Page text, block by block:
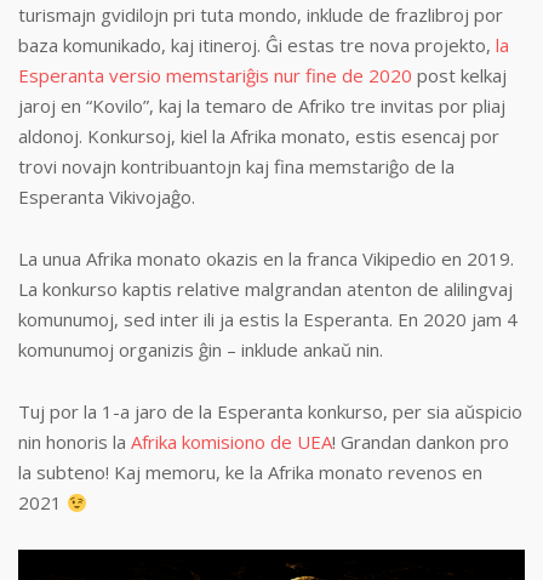
turismajn gvidilojn pri tuta mondo, inklude de frazlibroj por
baza komunikado, kaj itineroj. Ĝi estas tre nova projekto, la
Esperanta versio memstariĝis nur fine de 2020 post kelkaj
jaroj en “Kovilo”, kaj la temaro de Afriko tre invitas por pliaj
aldonoj. Konkursoj, kiel la Afrika monato, estis esencaj por
trovi novajn kontribuantojn kaj fina memstariĝo de la
Esperanta Vikivojaĝo.
La unua Afrika monato okazis en la franca Vikipedio en 2019.
La konkurso kaptis relative malgrandan atenton de alilingvaj
komunumoj, sed inter ili ja estis la Esperanta. En 2020 jam 4
komunumoj organizis ĝin – inklude ankaŭ nin.
Tuj por la 1-a jaro de la Esperanta konkurso, per sia aŭspicio
nin honoris la Afrika komisiono de UEA! Grandan dankon pro
la subteno! Kaj memoru, ke la Afrika monato revenos en
2021